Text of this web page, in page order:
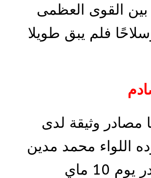
القوى العظمى
فلم يبق طويلا
مصادر وثيقة لدى
اللواء محمد مدين
أوردت مقالا خطيرا في عددها الصادر يوم 10 ماي